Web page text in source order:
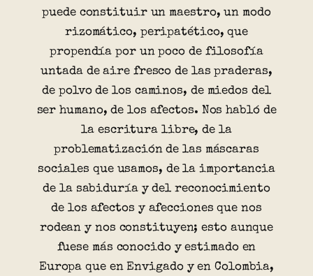
puede constituir un maestro, un modo
rizomático, peripatético, que
propendía por un poco de filosofía
untada de aire fresco de las praderas,
de polvo de los caminos, de miedos del
ser humano, de los afectos. Nos habló de
la escritura libre, de la
problematización de las máscaras
sociales que usamos, de la importancia
de la sabiduría y del reconocimiento
de los afectos y afecciones que nos
rodean y nos constituyen; esto aunque
fuese más conocido y estimado en
Europa que en Envigado y en Colombia,